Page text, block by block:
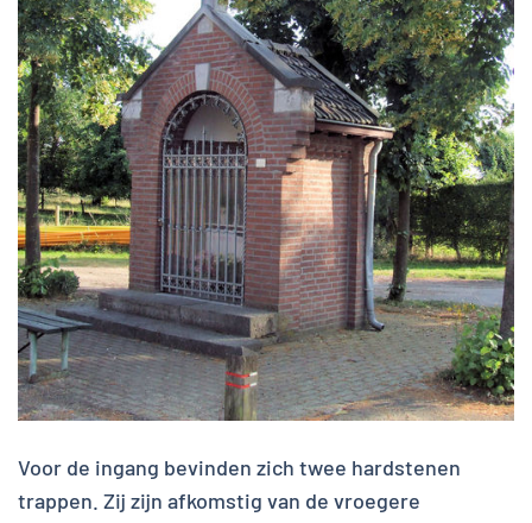
Voor de ingang bevinden zich twee hardstenen
trappen. Zij zijn afkomstig van de vroegere